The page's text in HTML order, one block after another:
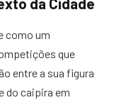
da Cidade
como um
que
entre a sua figura
do caipira em